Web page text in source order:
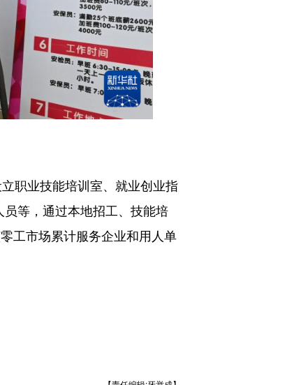
职业技能培训室、就业创业指
等，通过本地招工、技能培
工市场累计服务企业和用人单